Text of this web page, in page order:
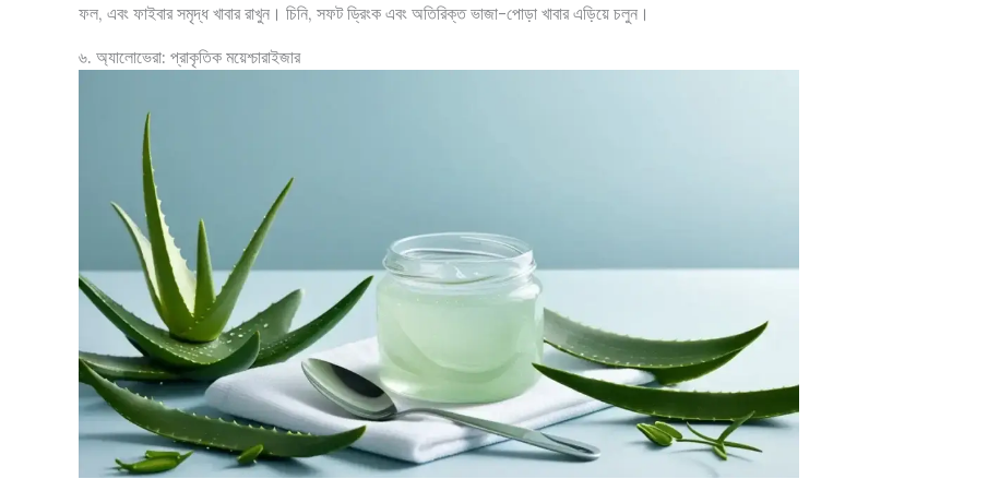
ফল, এবং ফাইবার সমৃদ্ধ খাবার রাখুন। চিনি, সফট ড্রিংক এবং অতিরিক্ত ভাজা-পোড়া খাবার এড়িয়ে চলুন।
৬. অ্যালোভেরা: প্রাকৃতিক ময়েশ্চারাইজার